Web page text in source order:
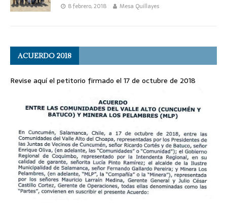
8 febrero, 2018 Mesa Quillayes
ACUERDO 2018
Revise aquí el petitorio firmado el 17 de octubre de 2018